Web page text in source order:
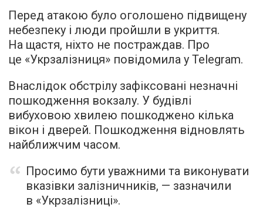
Перед атакою було оголошено підвищену
небезпеку і люди пройшли в укриття.
На щастя, ніхто не постраждав. Про
це «Укрзалізниця» повідомила у Telegram.
Внаслідок обстрілу зафіксовані незначні
пошкодження вокзалу. У будівлі
вибуховою хвилею пошкоджено кілька
вікон і дверей. Пошкодження відновлять
найближчим часом.
Просимо бути уважними та виконувати
вказівки залізничників, — зазначили
в «Укрзалізниці».